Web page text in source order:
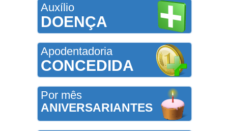
Auxílio
DOENÇA
Apodentadoria
CONCEDIDA
Por mês
ANIVERSARIANTES